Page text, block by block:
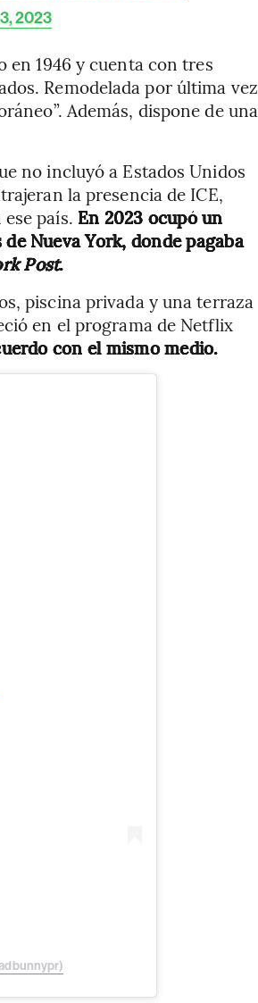
2023
en 1946 y cuenta con tres
Remodelada por última vez
Además, dispone de una
no incluyó a Estados Unidos
la presencia de ICE,
país. En 2023 ocupó un
Nueva York, donde pagaba
Post.
piscina privada y una terraza
en el programa de Netflix
con el mismo medio.